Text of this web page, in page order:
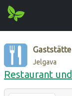
Gaststätte
Jelgava
Restaurant